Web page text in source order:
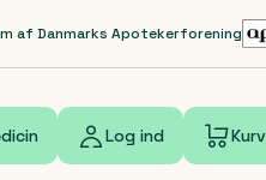
af Danmarks Apotekerforening
Log ind Kurv